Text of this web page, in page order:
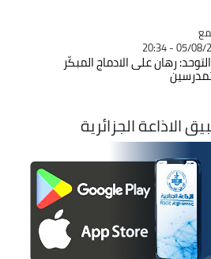
05/08/
رهان على الادماج المبكّر
الجزائرية